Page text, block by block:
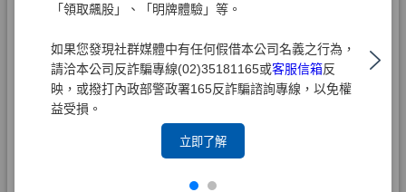
「領取飆股」、「明牌體驗」等。
如果您發現社群媒體中有任何假借本公司名義之行為，
請洽本公司反詐騙專線(02)35181165或客服信箱反
映，或撥打內政部警政署165反詐騙諮詢專線，以免權
益受損。
立即了解